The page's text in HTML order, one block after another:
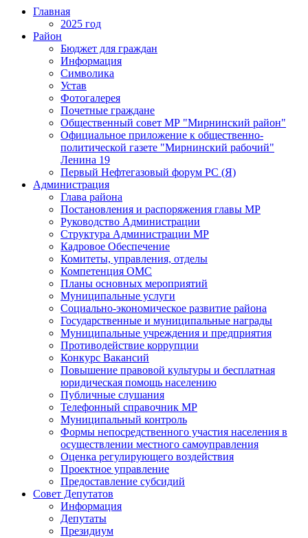
Главная
2025 год
Район
Бюджет для граждан
Информация
Символика
Устав
Фотогалерея
Почетные граждане
Общественный совет МР "Мирнинский район"
Официальное приложение к общественно-
политической газете "Мирнинский рабочий"
Ленина 19
Первый Нефтегазовый форум РС (Я)
Администрация
Глава района
Постановления и распоряжения главы МР
Руководство Администрации
Структура Администрации МР
Кадровое Обеспечение
Комитеты, управления, отделы
Компетенция ОМС
Планы основных мероприятий
Муниципальные услуги
Социально-экономическое развитие района
Государственные и муниципальные награды
Муниципальные учреждения и предприятия
Противодействие коррупции
Конкурс Вакансий
Повышение правовой культуры и бесплатная
юридическая помощь населению
Публичные слушания
Телефонный справочник МР
Муниципальный контроль
Формы непосредственного участия населения в
осуществлении местного самоуправления
Оценка регулирующего воздействия
Проектное управление
Предоставление субсидий
Совет Депутатов
Информация
Депутаты
Президиум